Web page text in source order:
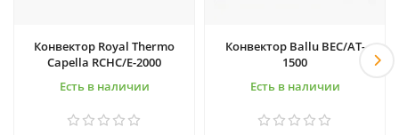
Конвектор Royal Thermo
Capella RCHC/E-2000
Есть в наличии
Конвектор Ballu BEC/AT-
1500
Есть в наличии